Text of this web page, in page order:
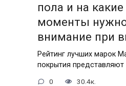
пола и на
моменты
внимание при
Рейтинг лучших марок
покрытия представляют
0 30.4к.